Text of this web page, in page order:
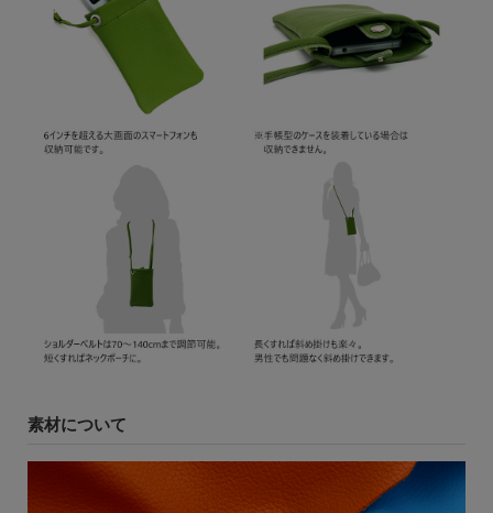
素材について